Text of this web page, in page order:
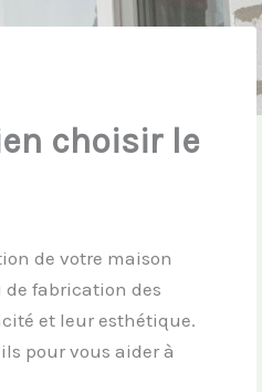
choisir le
de votre maison
de fabrication des
et leur esthétique.
pour vous aider à